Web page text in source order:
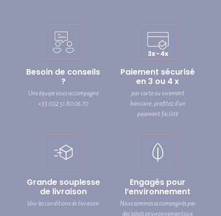
Besoin de conseils
?
Une équipe vous accompagne
+33 (0)2 51 80 06 70
Paiement sécurisé
en 3 ou 4 x
par carte ou virement
bancaire, profitez d’un
paiement facilité
Grande souplesse
de livraison
Voir les conditions de livraison
Engagés pour
l’environnement
Nous sommes accompagnés par
des labels environnementaux